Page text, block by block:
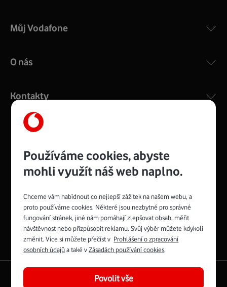
Spojte se s Vodafonem
Facebook
profil
X
profil
Instagram
profil
Youtube
profil
Vodafone
TV
Facebook
LinkedIn
profil
English|Mapa webu
Můj Vodafone
O nás
Kontakty
Management
and
consultancy
Recruitment
Academy
logo
Top
odpovědná
roku
2024
Platinové
ocenění
EcoVadis
2025
Award
má
První
zelenou
síť
Používáme cookies, abyste
mohli využít náš web naplno.
Chceme vám nabídnout co nejlepší zážitek na našem webu, a
proto používáme cookies. Některé jsou nezbytné pro správné
fungování stránek, jiné nám pomáhají zlepšovat obsah, měřit
návštěvnost nebo přizpůsobit reklamu. Svůj výběr můžete kdykoli
změnit. Více si můžete přečíst v Prohlášení o zpracování
osobních údajůa také vZásadách používání cookies.
Povolit vše